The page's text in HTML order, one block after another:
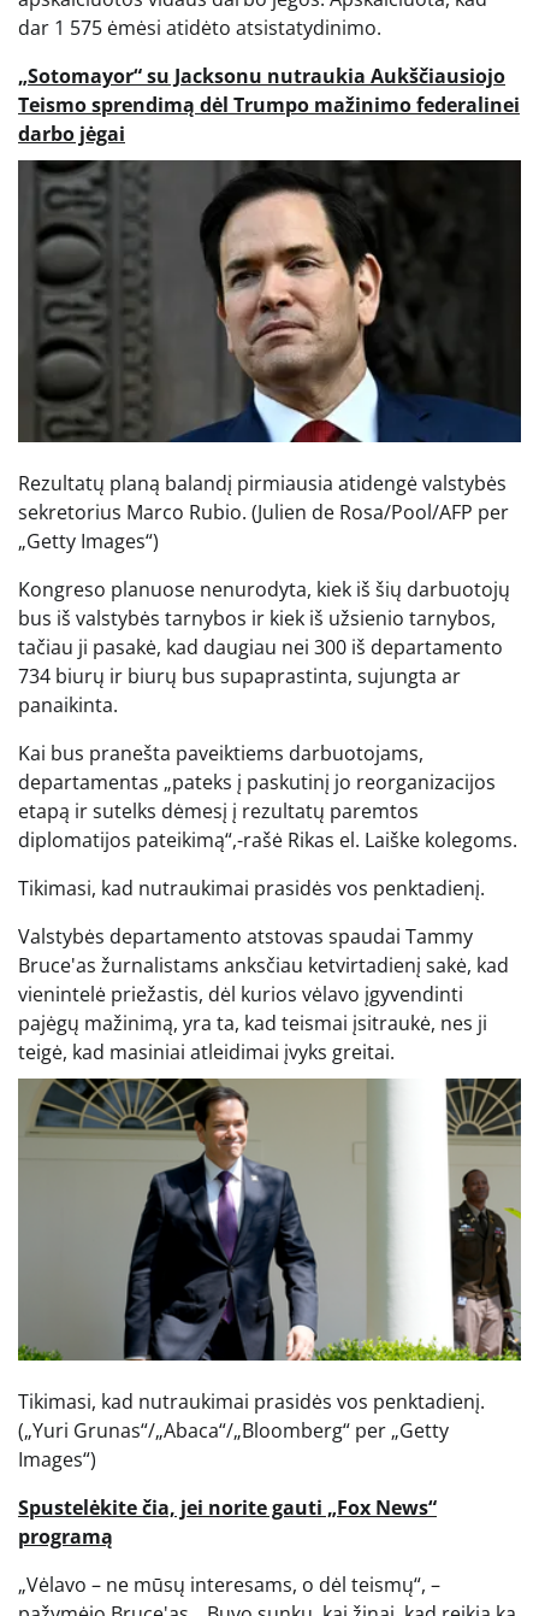
dar 1 575 ėmėsi atidėto atsistatydinimo.
„Sotomayor“ su Jacksonu nutraukia Aukščiausiojo
Teismo sprendimą dėl Trumpo mažinimo federalinei
darbo jėgai
Rezultatų planą balandį pirmiausia atidengė valstybės
sekretorius Marco Rubio. (Julien de Rosa/Pool/AFP per
„Getty Images“)
Kongreso planuose nenurodyta, kiek iš šių darbuotojų
bus iš valstybės tarnybos ir kiek iš užsienio tarnybos,
tačiau ji pasakė, kad daugiau nei 300 iš departamento
734 biurų ir biurų bus supaprastinta, sujungta ar
panaikinta.
Kai bus pranešta paveiktiems darbuotojams,
departamentas „pateks į paskutinį jo reorganizacijos
etapą ir sutelks dėmesį į rezultatų paremtos
diplomatijos pateikimą“,-rašė Rikas el. Laiške kolegoms.
Tikimasi, kad nutraukimai prasidės vos penktadienį.
Valstybės departamento atstovas spaudai Tammy
Bruce'as žurnalistams anksčiau ketvirtadienį sakė, kad
vienintelė priežastis, dėl kurios vėlavo įgyvendinti
pajėgų mažinimą, yra ta, kad teismai įsitraukė, nes ji
teigė, kad masiniai atleidimai įvyks greitai.
Tikimasi, kad nutraukimai prasidės vos penktadienį.
(„Yuri Grunas“/„Abaca“/„Bloomberg“ per „Getty
Images“)
Spustelėkite čia, jei norite gauti „Fox News“
programą
„Vėlavo – ne mūsų interesams, o dėl teismų“, –